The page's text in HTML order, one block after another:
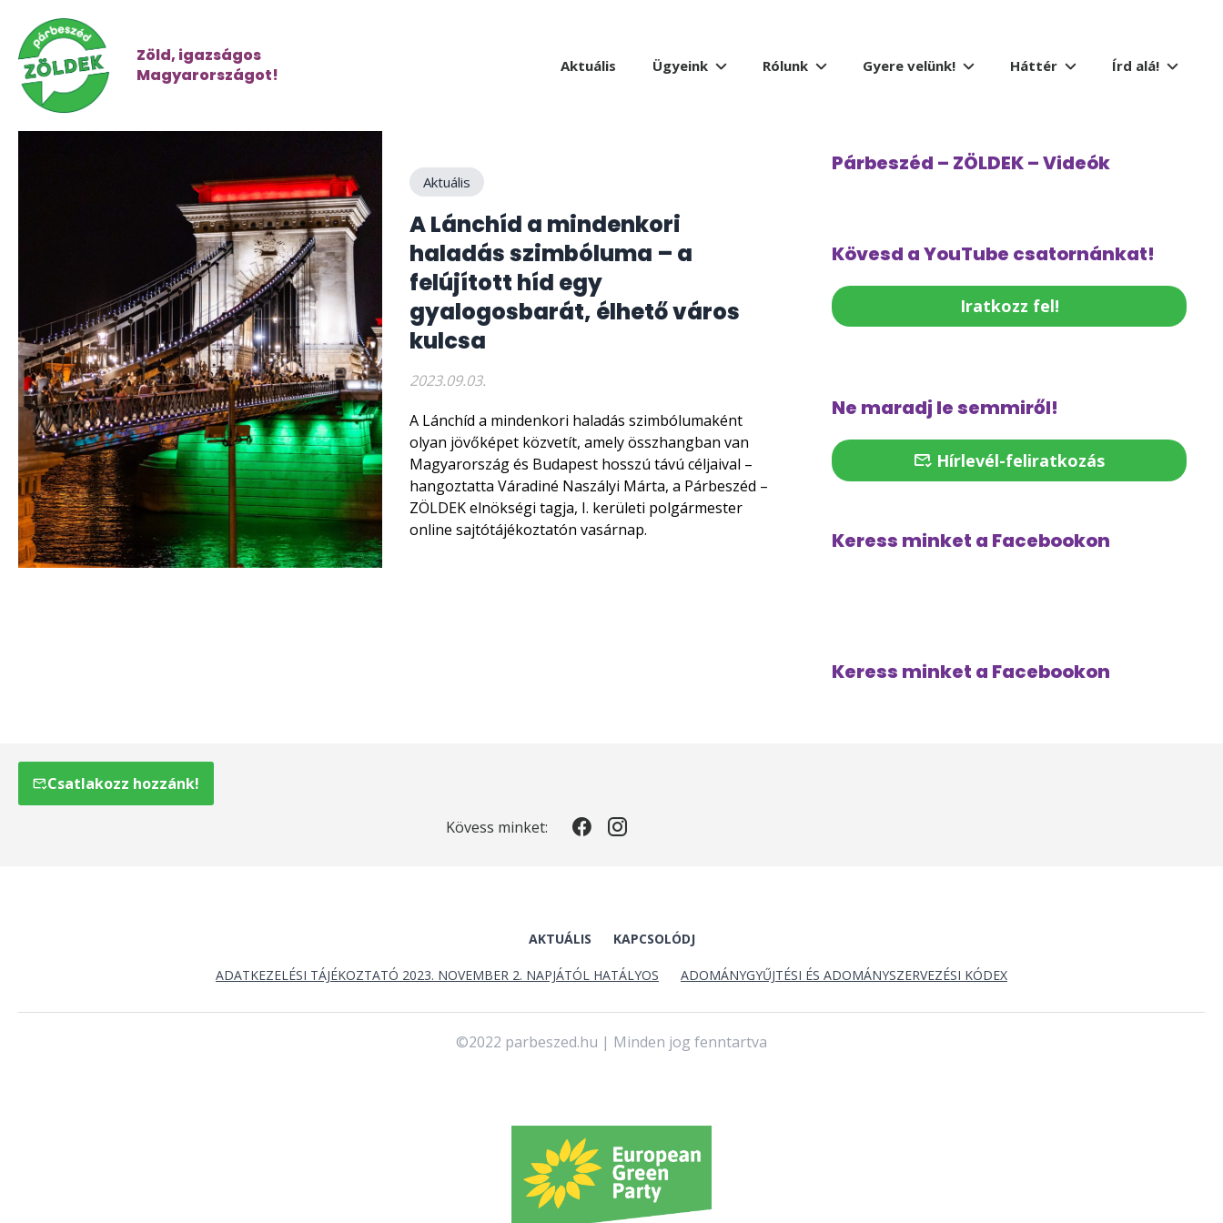
Zöld, igazságos
Magyarországot!
Aktuális Ügyeink Rólunk Gyere velünk! Háttér Írd alá!
Aktuális
A Lánchíd a mindenkori
haladás szimbóluma – a
felújított híd egy
gyalogosbarát, élhető város
kulcsa
2023.09.03.
A Lánchíd a mindenkori haladás szimbólumaként
olyan jövőképet közvetít, amely összhangban van
Magyarország és Budapest hosszú távú céljaival –
hangoztatta Váradiné Naszályi Márta, a Párbeszéd –
ZÖLDEK elnökségi tagja, I. kerületi polgármester
online sajtótájékoztatón vasárnap.
Párbeszéd – ZÖLDEK – Videók
Kövesd a YouTube csatornánkat!
Iratkozz fel!
Ne maradj le semmiről!
Hírlevél-feliratkozás
Keress minket a Facebookon
Keress minket a Facebookon
Csatlakozz hozzánk!
Kövess minket:
AKTUÁLIS KAPCSOLÓDJ
ADATKEZELÉSI TÁJÉKOZTATÓ 2023. NOVEMBER 2. NAPJÁTÓL HATÁLYOS ADOMÁNYGYŰJTÉSI ÉS ADOMÁNYSZERVEZÉSI KÓDEX
©2022 parbeszed.hu | Minden jog fenntartva